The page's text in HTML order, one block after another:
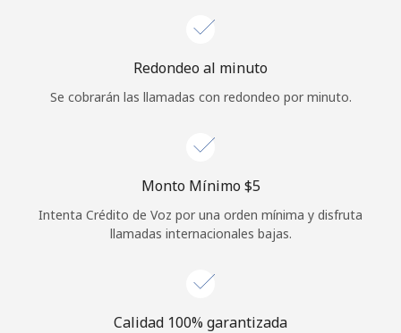
Redondeo al minuto
Se cobrarán las llamadas con redondeo por minuto.
Monto Mínimo ⁦$5⁩
Intenta Crédito de Voz por una orden mínima y disfruta
llamadas internacionales bajas.
Calidad 100% garantizada